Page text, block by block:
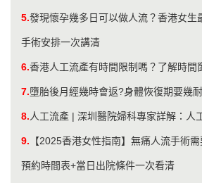
5.發現懷孕幾多日可以做人流？香港女生
手術安排一次講清
6.香港人工流產有時間限制嗎？了解時間
7.墮胎後月經幾時會返?身體恢復期要幾
8.人工流產 | 深圳醫院婦科專家詳解：人
9. 【2025香港女性指南】無痛人流手術
預約時間表+當日出院條件一次看清